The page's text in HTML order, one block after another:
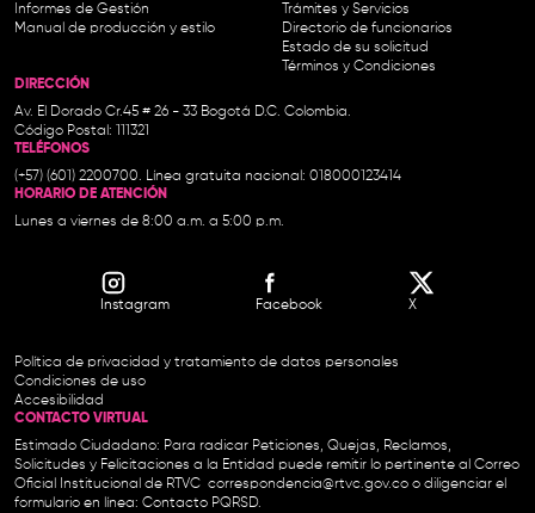
Informes de Gestión
Manual de producción y estilo
Trámites y Servicios
Directorio de funcionarios
Estado de su solicitud
Términos y Condiciones
DIRECCIÓN
Av. El Dorado Cr.45 # 26 - 33 Bogotá D.C. Colombia.
Código Postal: 111321
TELÉFONOS
(+57) (601) 2200700. Línea gratuita nacional: 018000123414
HORARIO DE ATENCIÓN
Lunes a viernes de 8:00 a.m. a 5:00 p.m.
Instagram Facebook X
Política de privacidad y tratamiento de datos personales
Condiciones de uso
Accesibilidad
CONTACTO VIRTUAL
Estimado Ciudadano: Para radicar Peticiones, Quejas, Reclamos,
Solicitudes y Felicitaciones a la Entidad puede remitir lo pertinente al Correo
Oficial Institucional de RTVC correspondencia@rtvc.gov.co o diligenciar el
formulario en línea: Contacto PQRSD.